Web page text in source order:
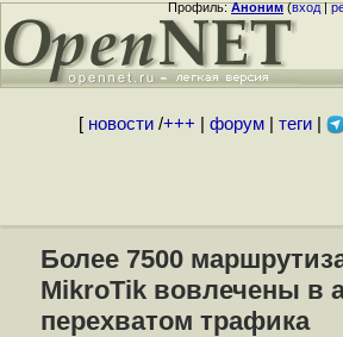
Профиль:Аноним(вход|
[ новости/+++ форум| теги|
Более 7500
MikroTik вовлечены в
перехватом трафика